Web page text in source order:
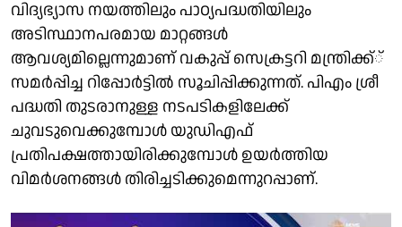
വിദ്യഭ്യാസ നയത്തിലും പാഠ്യപദ്ധതിയിലും
അടിസ്ഥാനപരമായ മാറ്റങ്ങള്‍
ആവശ്യമില്ലെന്നുമാണ് വകുപ്പ് സെക്രട്ടറി മന്ത്രിക്ക്്
സമര്‍പ്പിച്ച റിപ്പോര്‍ട്ടില്‍ സൂചിപ്പിക്കുന്നത്. പിഎം ശ്രീ
പദ്ധതി തുടരാനുള്ള നടപടികളിലേക്ക്
ചുവടുവെക്കുമ്പോള്‍ യുഡിഎഫ്
പ്രതിപക്ഷത്തായിരിക്കുമ്പോള്‍ ഉയര്‍ത്തിയ
വിമര്‍ശനങ്ങള്‍ തിരിച്ചടിക്കുമെന്നുറപ്പാണ്.